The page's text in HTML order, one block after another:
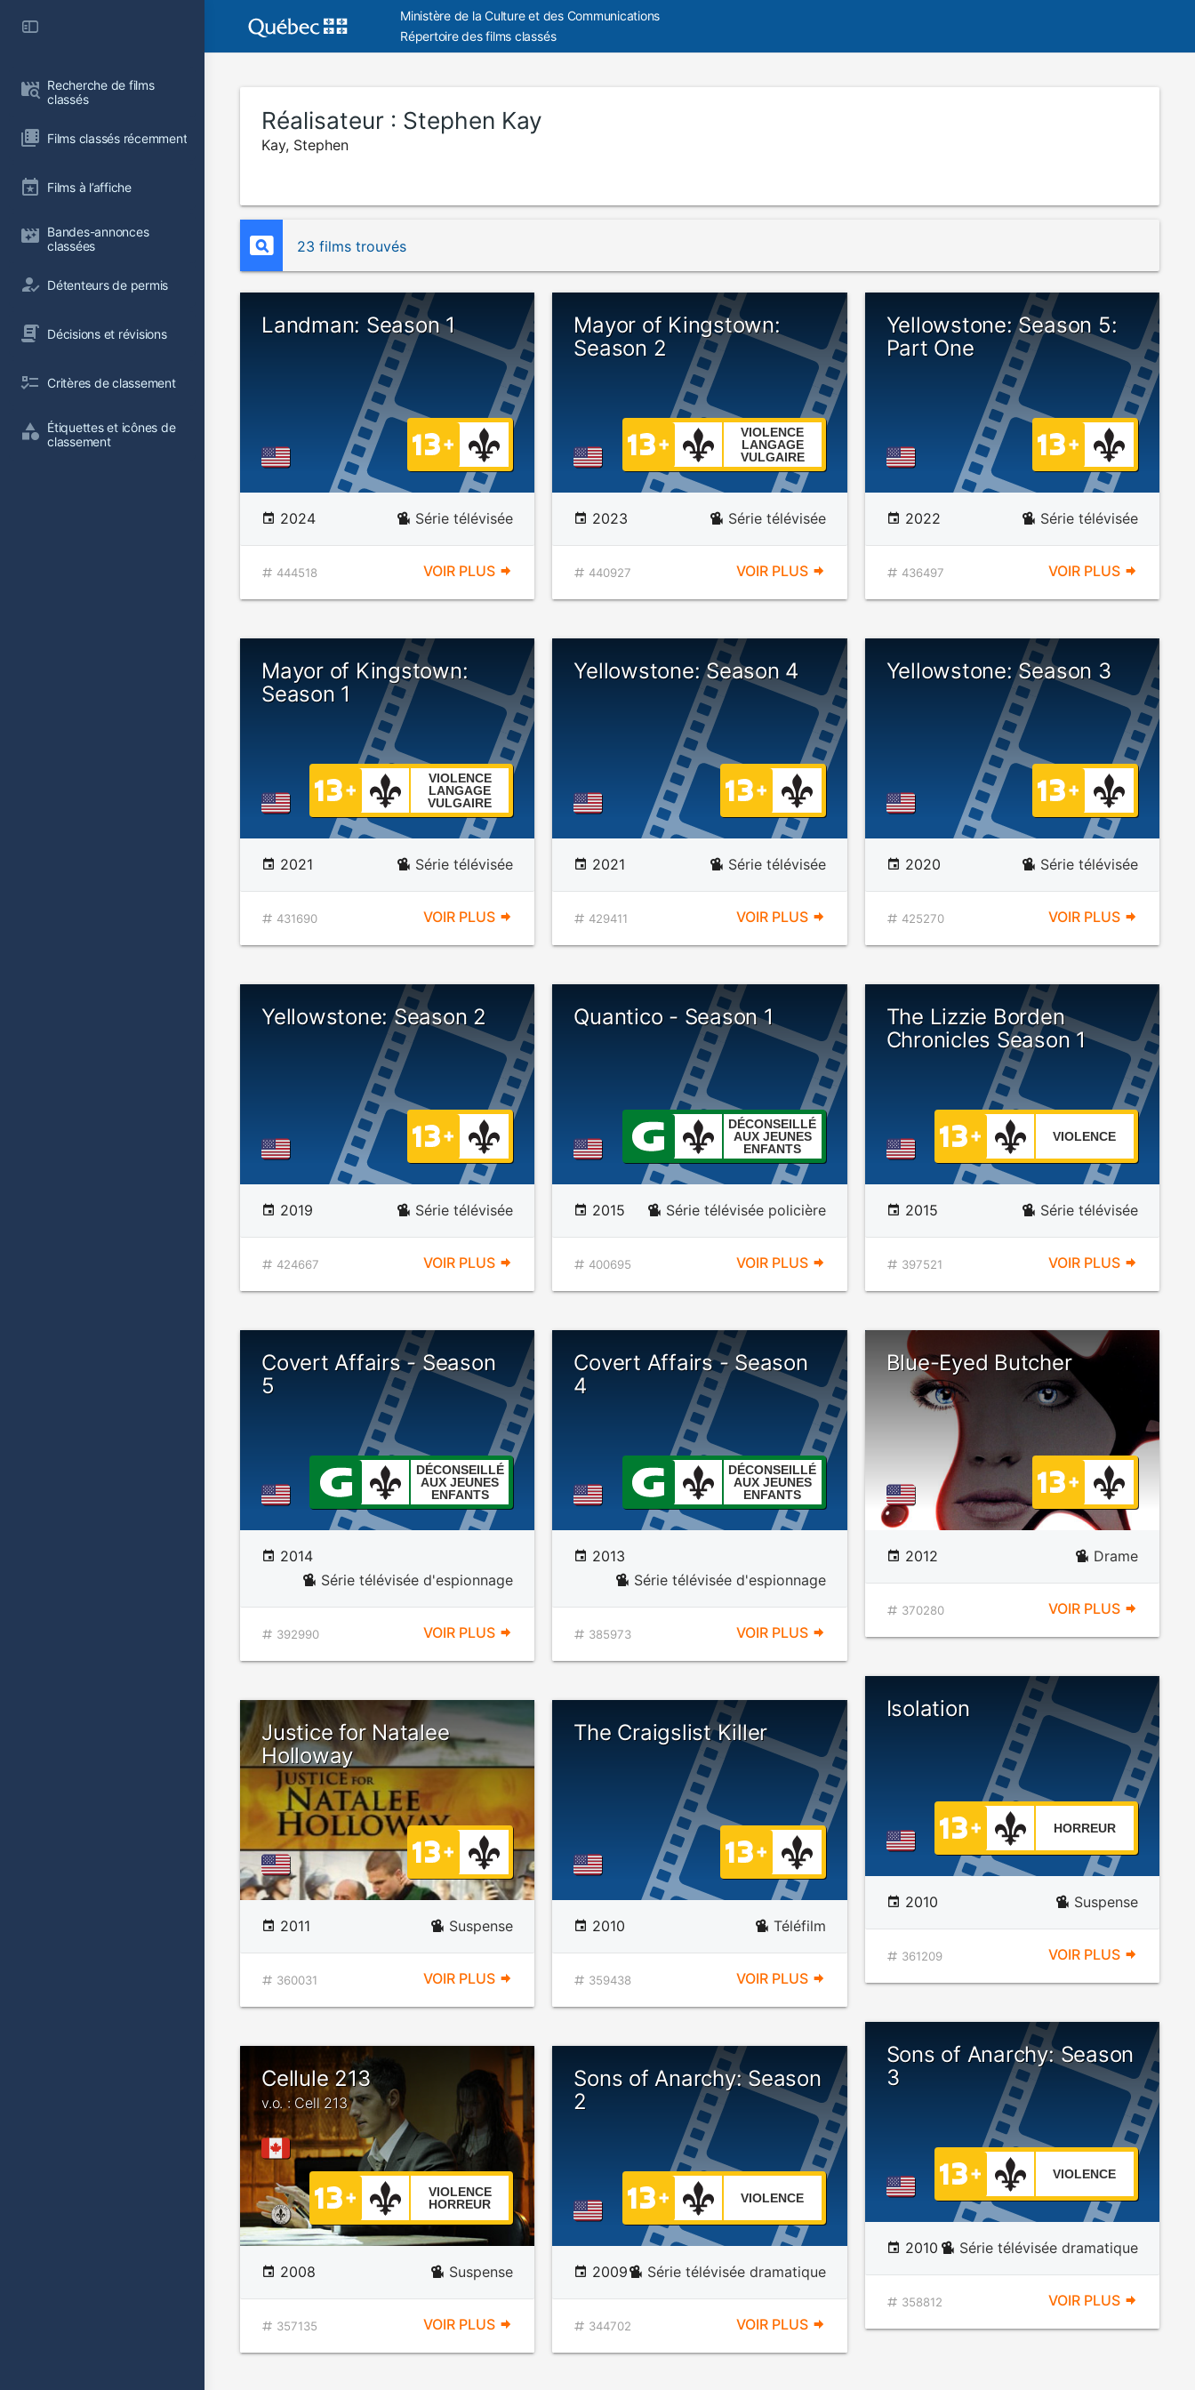
Recherche de films
classés
Films classés récemment
Films à l’affiche
Bandes-annonces
classées
Détenteurs de permis
Décisions et révisions
Critères de classement
Étiquettes et icônes de
classement
Ministère de la Culture et des Communications
Répertoire des films classés
Réalisateur : Stephen Kay
Kay, Stephen
23 films trouvés
Landman: Season 1
2024 Série télévisée
444518 VOIR PLUS
Mayor of Kingstown:
Season 2
VIOLENCE
LANGAGE
VULGAIRE
2023 Série télévisée
440927 VOIR PLUS
Yellowstone: Season 5:
Part One
2022 Série télévisée
436497 VOIR PLUS
Mayor of Kingstown:
Season 1
VIOLENCE
LANGAGE
VULGAIRE
2021 Série télévisée
431690 VOIR PLUS
Yellowstone: Season 4
2021 Série télévisée
429411 VOIR PLUS
Yellowstone: Season 3
2020 Série télévisée
425270 VOIR PLUS
Yellowstone: Season 2
2019 Série télévisée
424667 VOIR PLUS
Quantico - Season 1
DÉCONSEILLÉ
AUX JEUNES
ENFANTS
2015 Série télévisée policière
400695 VOIR PLUS
The Lizzie Borden
Chronicles Season 1
VIOLENCE
2015 Série télévisée
397521 VOIR PLUS
Covert Affairs - Season
5
DÉCONSEILLÉ
AUX JEUNES
ENFANTS
2014
Série télévisée d'espionnage
392990 VOIR PLUS
Covert Affairs - Season
4
DÉCONSEILLÉ
AUX JEUNES
ENFANTS
2013
Série télévisée d'espionnage
385973 VOIR PLUS
Blue-Eyed Butcher
2012 Drame
370280 VOIR PLUS
Isolation
HORREUR
2010 Suspense
361209 VOIR PLUS
Justice for Natalee
Holloway
2011 Suspense
360031 VOIR PLUS
The Craigslist Killer
2010 Téléfilm
359438 VOIR PLUS
Sons of Anarchy: Season
3
VIOLENCE
2010 Série télévisée dramatique
358812 VOIR PLUS
Cellule 213
v.o. : Cell 213
VIOLENCE
HORREUR
2008 Suspense
357135 VOIR PLUS
Sons of Anarchy: Season
2
VIOLENCE
2009 Série télévisée dramatique
344702 VOIR PLUS